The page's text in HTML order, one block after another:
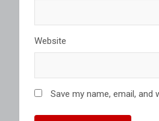
Website
Save my name, email,